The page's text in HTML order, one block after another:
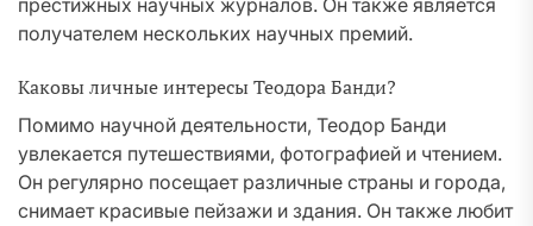
престижных научных журналов. Он также является
получателем нескольких научных премий.
Каковы личные интересы Теодора Банди?
Помимо научной деятельности, Теодор Банди
увлекается путешествиями, фотографией и чтением.
Он регулярно посещает различные страны и города,
снимает красивые пейзажи и здания. Он также любит